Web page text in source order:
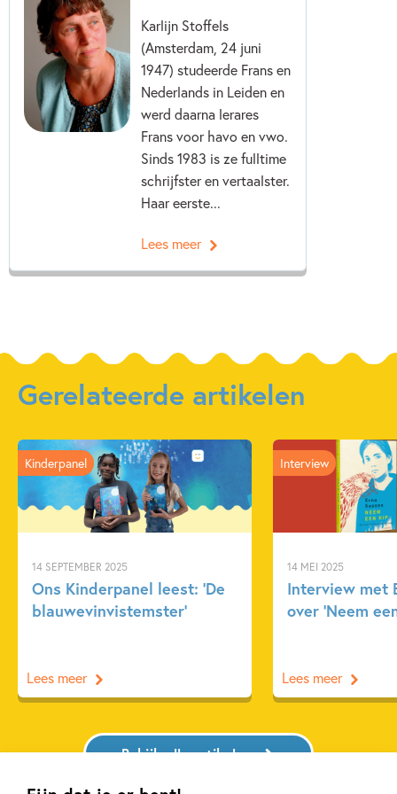
Karlijn Stoffels
(Amsterdam, 24 juni
1947) studeerde Frans en
Nederlands in Leiden en
werd daarna lerares
Frans voor havo en vwo.
Sinds 1983 is ze fulltime
schrijfster en vertaalster.
Haar eerste...
Lees meer
Gerelateerde artikelen
14 SEPTEMBER 2025
Ons Kinderpanel leest: ‘De
blauwevinvistemster’
Kinderpanel
Lees meer
14 MEI 2025
Interview met
over ‘Neem
Interview
Lees meer
Bekijk alle artikelen